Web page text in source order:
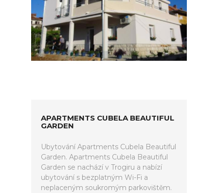
APARTMENTS CUBELA BEAUTIFUL
GARDEN
Ubytování Apartments Cubela Beautiful
Garden. Apartments Cubela Beautiful
Garden se nachází v Trogiru a nabízí
ubytování s bezplatným Wi-Fi a
neplaceným soukromým parkovištěm.